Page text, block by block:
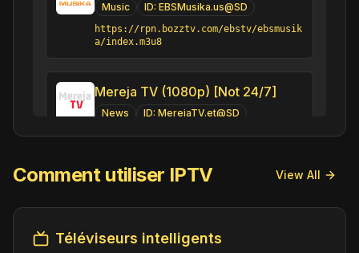
Music ID: EBSMusika.us@SD
https://rpn.bozztv.com/ebstv/ebsmusik
a/index.m3u8
Mereja TV (1080p) [Not 24/7]
News ID: MerejaTV.et@SD
https://rumble.com/live-hls-dvr/4c14o
https://stream.cisk.tech/nasihatv/ind
Comment utiliser IPTV View All
Téléviseurs intelligents